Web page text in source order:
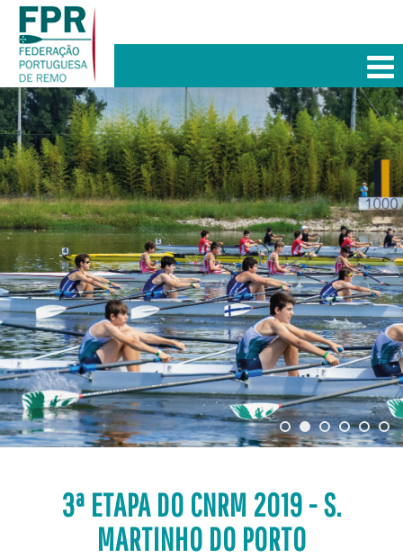
3ª ETAPA DO CNRM 2019 - S.
MARTINHO DO PORTO